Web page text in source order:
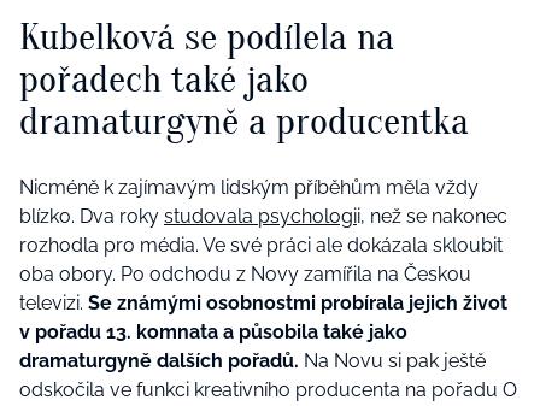
Kubelková se podílela na
pořadech také jako
dramaturgyně a producentka
Nicméně k zajímavým lidským příběhům měla vždy
blízko. Dva roky studovala psychologii, než se nakonec
rozhodla pro média. Ve své práci ale dokázala skloubit
oba obory. Po odchodu z Novy zamířila na Českou
televizi. Se známými osobnostmi probírala jejich život
v pořadu 13. komnata a působila také jako
dramaturgyně dalších pořadů. Na Novu si pak ještě
odskočila ve funkci kreativního producenta na pořadu O